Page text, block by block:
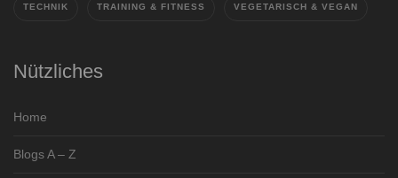
TECHNIK TRAINING & FITNESS VEGETARISCH & VEGAN
Nützliches
Home
Blogs A – Z